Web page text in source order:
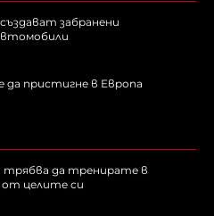
забранени
да пристигне в Европа
трябва да тренирате в
целите си